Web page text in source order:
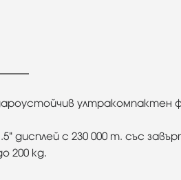
дисплей с 230 000 т. със
200 kg.